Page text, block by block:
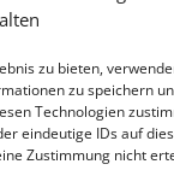
zu bieten,
zu speichern
Technologien
eindeutige IDs auf
Zustimmung nicht